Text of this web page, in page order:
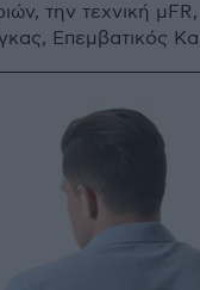
την τεχνική
Επεμβατικός